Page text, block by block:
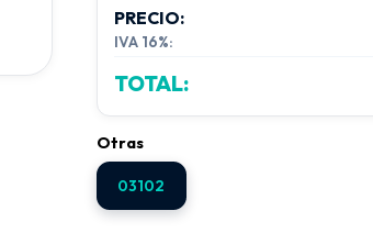
PRECIO:
IVA 16%:
TOTAL:
Otras
03102